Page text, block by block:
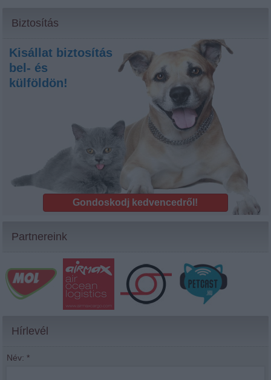
Biztosítás
Kisállat biztosítás
bel- és
külföldön!
Gondoskodj kedvencedről!
Partnereink
Hírlevél
Név: *